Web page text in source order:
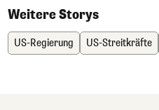
Weitere Storys
US-Regierung US-Streitkräfte